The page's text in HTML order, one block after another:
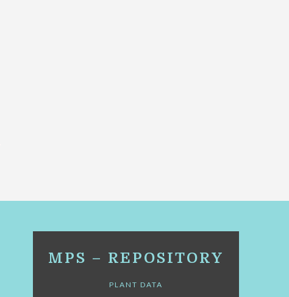
MPS – REPOSITORY
PLANT DATA